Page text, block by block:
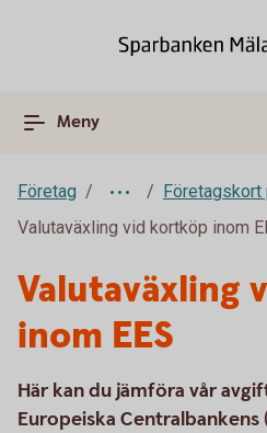
Meny
Företag
Företagskort
Valutaväxling vid kortköp inom
Valutaväxling
inom EES
Här kan du jämföra vår
Europeiska Centralbankens